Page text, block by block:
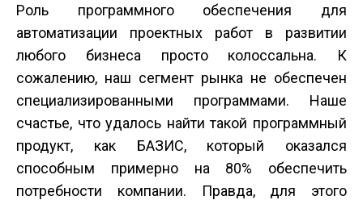
Роль программного обеспечения для
автоматизации проектных работ в развитии
любого бизнеса просто колоссальна. К
сожалению, наш сегмент рынка не обеспечен
специализированными программами. Наше
счастье, что удалось найти такой программный
продукт, как БАЗИС, который оказался
способным примерно на 80% обеспечить
потребности компании. Правда, для этого